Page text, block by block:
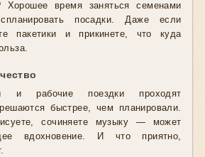
Хорошее время заняться семенами
посадки. Даже если
пакетики и прикинете, что куда
и рабочие поездки проходят
быстрее, чем планировали.
сочиняете музыку — может
вдохновение. И что приятно,